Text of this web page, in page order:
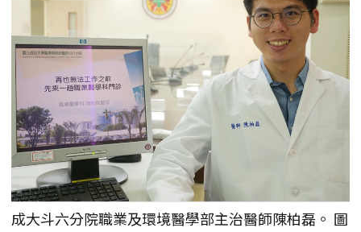
成大斗六分院職業及環境醫學部主治醫師陳柏磊。 圖